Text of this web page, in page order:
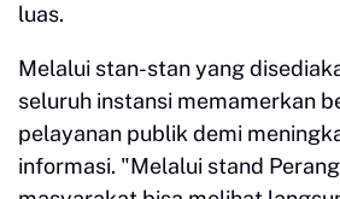
luas.
Melalui stan-stan yang
seluruh instansi memamerkan
pelayanan publik demi
informasi. "Melalui stand